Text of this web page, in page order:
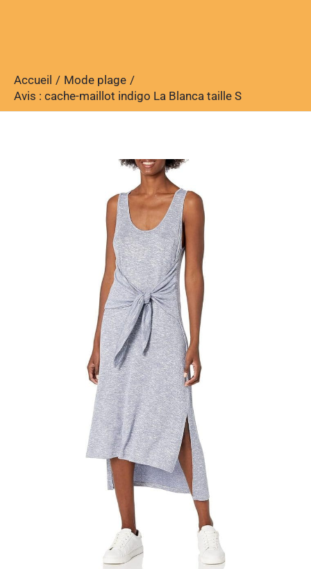
Accueil
Mode plage
Avis : cache-maillot indigo La Blanca taille S